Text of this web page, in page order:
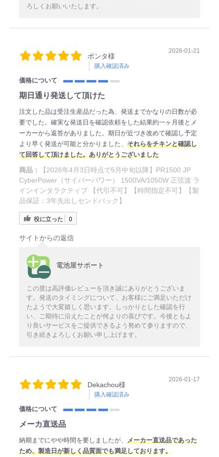
ろしくお願いいたします。
ポンタ様
購入確認済み
2026-01-21
価格について
期日通り発送して頂けた
注文した品は受注生産品だった為、発送までかなりの日数が必
要でした。確実な発送日を確認依頼をした結果約一ヶ月後とメ
ーカーから返答がありました。期日が近づき改めて確認し予定
より早く発送が可能と分かりました、 それらをチキンと確認し
て回答して頂けました。ありがとうございました
商品：
【2026年4月3日時点で5月中旬以降】PR1500 JP
CyberPower（サイバーパワー） 1500VA/1050W 正弦波 ラ
インインタラクティブ 【代引不可】【時間指定不可】【製
品保証：3年先出しセンドバック】
役に立った 0
サイトからの返信
電池屋サポート
この度は高評価レビューを頂き誠にありがとうございま
す。発送のタイミングについて、お客様にご満足いただけ
たようで大変嬉しく思います。しっかりとした確認を行
い、ご期待に沿えたことが何よりの喜びです。今後ともよ
り良いサービスをご提供できるよう努めて参りますので、
引き続きよろしくお願い申し上げます。
Dekachou様
購入確認済み
2026-01-17
価格について
メーカ直送品
納期までにやや時間を要しましたが、 メーカー直送品であった
ため、製造日が新しく品質面でも満足しております。